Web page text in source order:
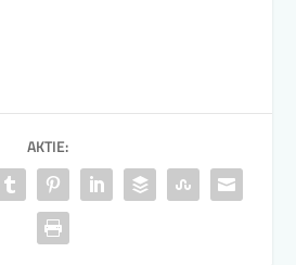
AKTIE: